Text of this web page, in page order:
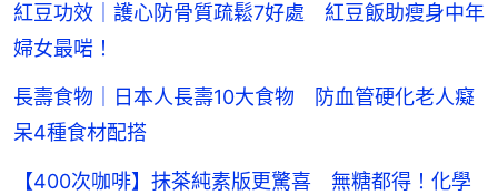
紅豆功效｜護心防骨質疏鬆7好處 紅豆飯助瘦身中年
婦女最啱！
長壽食物｜日本人長壽10大食物 防血管硬化老人癡
呆4種食材配搭
【400次咖啡】抹茶純素版更驚喜 無糖都得！化學